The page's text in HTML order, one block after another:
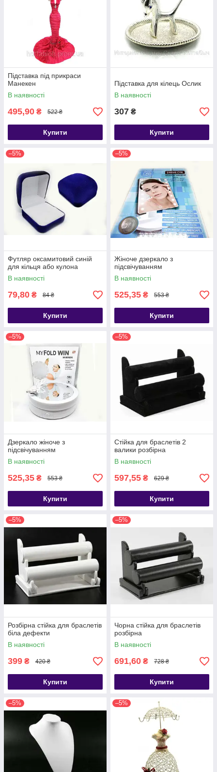
Підставка під прикраси
Манекен
В наявності
495,90 ₴ 522 ₴
Купити
Підставка для кілець Ослик
В наявності
307 ₴
Купити
–5%
Футляр оксамитовий синій
для кільця або кулона
В наявності
79,80 ₴ 84 ₴
Купити
–5%
Жіноче дзеркало з
підсвічуванням
В наявності
525,35 ₴ 553 ₴
Купити
–5%
Дзеркало жіноче з
підсвічуванням
В наявності
525,35 ₴ 553 ₴
Купити
–5%
Стійка для браслетів 2
валики розбірна
В наявності
597,55 ₴ 629 ₴
Купити
–5%
Розбірна стійка для браслетів
біла дефекти
В наявності
399 ₴ 420 ₴
Купити
–5%
Чорна стійка для браслетів
розбірна
В наявності
691,60 ₴ 728 ₴
Купити
–5% –5%